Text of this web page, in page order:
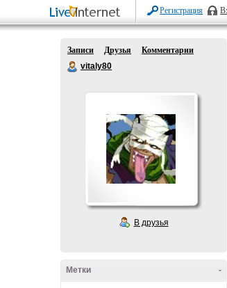
Регистрация
Записи Друзья
Комментарии
vitaly80
В друзья
-
Метки